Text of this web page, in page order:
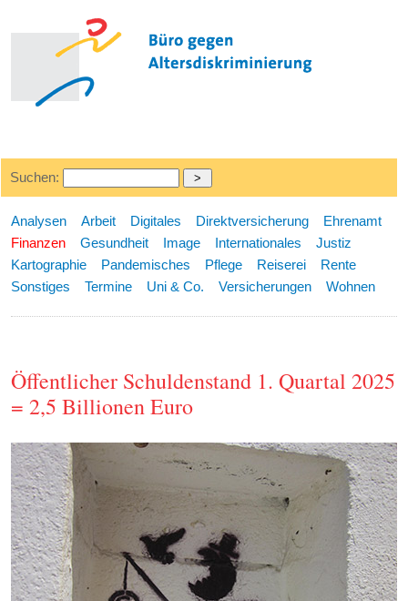
Suchen:
Analysen Arbeit Digitales Direktversicherung
Ehrenamt
Finanzen
Gesundheit Image Internationales
Justiz
Kartographie
Pandemisches Pflege Reiserei
Rente
Sonstiges
Termine Uni & Co. Versicherungen Wohnen
Öffentlicher Schuldenstand 1. Quartal 2025
= 2,5 Billionen Euro